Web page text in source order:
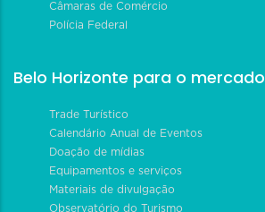
Câmaras de Comércio
Polícia Federal
Belo Horizonte para o mercado
Trade Turístico
Calendário Anual de Eventos
Doação de mídias
Equipamentos e serviços
Materiais de divulgação
Observatório do Turismo